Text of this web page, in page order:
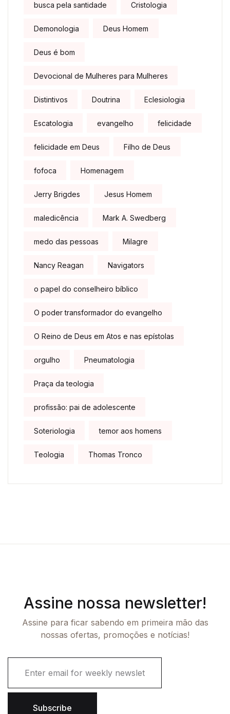
busca pela santidade Cristologia
Demonologia Deus Homem
Deus é bom
Devocional de Mulheres para Mulheres
Distintivos Doutrina Eclesiologia
Escatologia evangelho felicidade
felicidade em Deus Filho de Deus
fofoca Homenagem
Jerry Brigdes Jesus Homem
maledicência Mark A. Swedberg
medo das pessoas Milagre
Nancy Reagan Navigators
o papel do conselheiro bíblico
O poder transformador do evangelho
O Reino de Deus em Atos e nas epístolas
orgulho Pneumatologia
Praça da teologia
profissão: pai de adolescente
Soteriologia temor aos homens
Teologia Thomas Tronco
Assine nossa newsletter!
Assine para ficar sabendo em primeira mão das
nossas ofertas, promoções e notícias!
i
Subscribe